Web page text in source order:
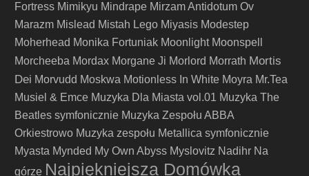
Fortress Mimikyu Mindrape Mirzam Antidotum Ov
Marazm Mislead Mistah Lego Miyasis Modestep
Moherhead Monika Fortuniak Moonlight Moonspell
Morcheeba Mordax Morgane Ji Morlord Morrath Mortis
Dei Morvudd Moskwa Motionless In White Moyra Mr.Tea
Musiel & Emce Muzyka Dla Miasta vol.01 Muzyka The
Beatles symfonicznie Muzyka Zespołu ABBA
Orkiestrowo Muzyka zespołu Metallica symfonicznie
Myasta Mynded My Own Abyss Myslovitz Nadihr Na
górze Najpiękniejsza Domówka